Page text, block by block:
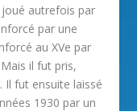
autrefois par
par une
au XVe par
il fut pris,
Il fut ensuite laissé
1930 par un